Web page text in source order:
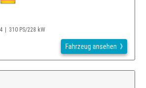
310 PS/228 kW
Fahrzeug ansehen